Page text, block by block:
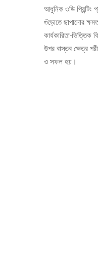
আধুনিক ৩ডি প্রিন্টিং
গুঁড়োতে ছাপানোর
কার্যকারিতা-
উপর বাস্তব ক্ষেত্র
ও সফল হয়।